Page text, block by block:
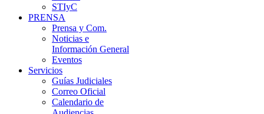
STIyC
PRENSA
Prensa y Com.
Noticias e
Información General
Eventos
Servicios
Guías Judiciales
Correo Oficial
Calendario de